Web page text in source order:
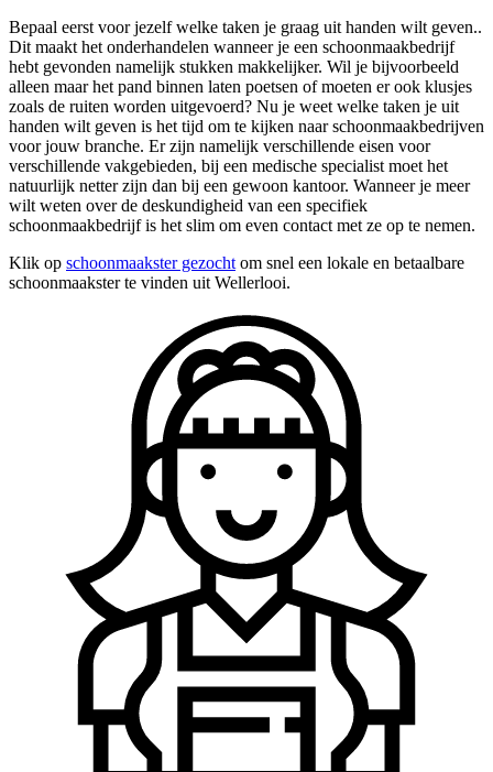
Bepaal eerst voor jezelf welke taken je graag uit handen wilt geven..
Dit maakt het onderhandelen wanneer je een schoonmaakbedrijf
hebt gevonden namelijk stukken makkelijker. Wil je bijvoorbeeld
alleen maar het pand binnen laten poetsen of moeten er ook klusjes
zoals de ruiten worden uitgevoerd? Nu je weet welke taken je uit
handen wilt geven is het tijd om te kijken naar schoonmaakbedrijven
voor jouw branche. Er zijn namelijk verschillende eisen voor
verschillende vakgebieden, bij een medische specialist moet het
natuurlijk netter zijn dan bij een gewoon kantoor. Wanneer je meer
wilt weten over de deskundigheid van een specifiek
schoonmaakbedrijf is het slim om even contact met ze op te nemen.
Klik op schoonmaakster gezocht om snel een lokale en betaalbare
schoonmaakster te vinden uit Wellerlooi.